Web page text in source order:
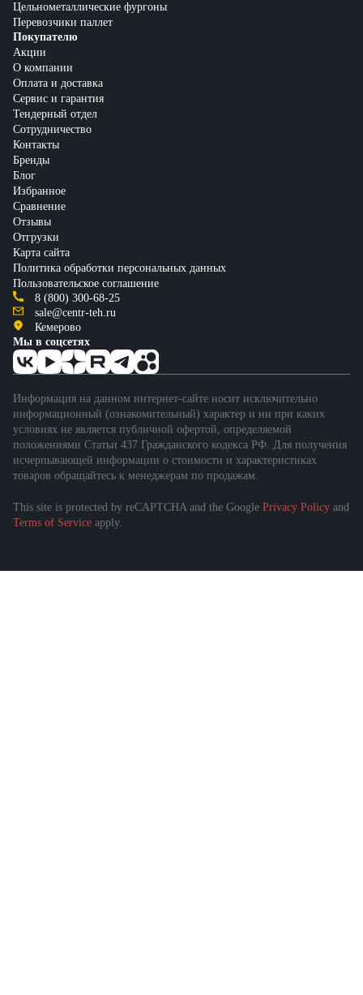
Цельнометаллические фургоны
Перевозчики паллет
Покупателю
Акции
О компании
Оплата и доставка
Сервис и гарантия
Тендерный отдел
Сотрудничество
Контакты
Бренды
Блог
Избранное
Сравнение
Отзывы
Отгрузки
Карта сайта
Политика обработки персональных данных
Пользовательское соглашение
8 (800) 300-68-25
sale@centr-teh.ru
Кемерово
Мы в соцсетях
Информация на данном интернет-сайте носит исключительно
информационный (ознакомительный) характер и ни при каких
условиях не является публичной офертой, определяемой
положениями Статьи 437 Гражданского кодекса РФ. Для получения
исчерпывающей информации о стоимости и характеристиках
товаров обращайтесь к менеджерам по продажам.
This site is protected by reCAPTCHA and the Google Privacy Policy and
Terms of Service apply.